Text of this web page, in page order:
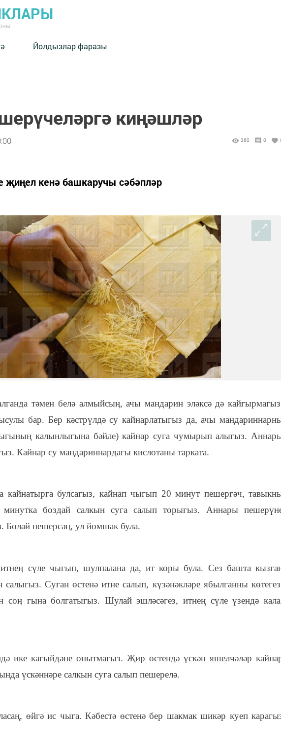
Йолдызлар фаразы
киңәшләр
360 0
җиңел кенә башкаручы сәбәпләр
тәмен белә алмыйсың, ачы мандарин эләксә дә
бар. Бер кәстрүлдә су кайнарлатыгыз да, ачы
калынлыгына бәйле) кайнар суга чумырып алыгыз.
Кайнар су мандариннардагы кислотаны тарката.
кайнатырга булсагыз, кайнап чыгып 20 минут пешергәч,
боздай салкын суга салып торыгыз. Аннары
Болай пешерсәң, ул йомшак була.
сүле чыгып, шулпалана да, ит коры була. Сез башта
салыгыз. Суган өстенә итне салып, күзәнәкләре ябылганны
соң гына болгатыгыз. Шулай эшләсәгез, итнең сүле үзендә
ике кагыйдәне онытмагыз. Җир өстендә үскән яшелчәләр
үскәннәре салкын суга салып пешерелә.
өйгә ис чыга. Кәбестә өстенә бер шакмак шикәр куеп